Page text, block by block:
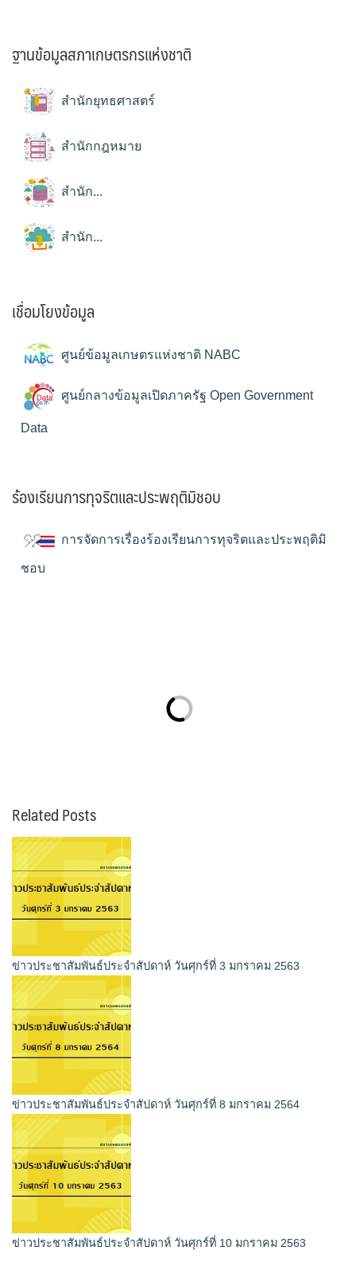
ฐานข้อมูลสภาเกษตรกรแห่งชาติ
สำนักยุทธศาสตร์
สำนักกฎหมาย
สำนัก...
สำนัก...
เชื่อมโยงข้อมูล
ศูนย์ข้อมูลเกษตรแห่งชาติ NABC
ศูนย์กลางข้อมูลเปิดภาครัฐ Open Government
Data
ร้องเรียนการทุจริตและประพฤติมิชอบ
การจัดการเรื่องร้องเรียนการทุจริตและประพฤติมิ
ชอบ
Related Posts
ข่าวประชาสัมพันธ์ประจำสัปดาห์ วันศุกร์ที่ 3 มกราคม 2563
ข่าวประชาสัมพันธ์ประจำสัปดาห์ วันศุกร์ที่ 8 มกราคม 2564
ข่าวประชาสัมพันธ์ประจำสัปดาห์ วันศุกร์ที่ 10 มกราคม 2563